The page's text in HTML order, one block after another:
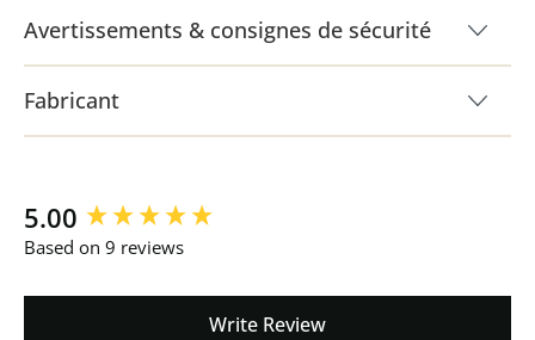
Avertissements & consignes de sécurité
Fabricant
5.00
Based on 9 reviews
Write Review
New content loaded